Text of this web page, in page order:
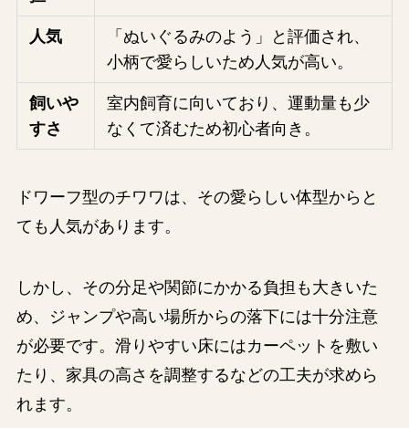
人気
「ぬいぐるみのよう」と評価され、
小柄で愛らしいため人気が高い。
飼いや
すさ
室内飼育に向いており、運動量も少
なくて済むため初心者向き。
ドワーフ型のチワワは、その愛らしい体型からと
ても人気があります。
しかし、その分足や関節にかかる負担も大きいた
め、ジャンプや高い場所からの落下には十分注意
が必要です。滑りやすい床にはカーペットを敷い
たり、家具の高さを調整するなどの工夫が求めら
れます​。